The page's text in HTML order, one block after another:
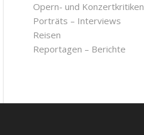
Opern- und Konzertkritiken
Porträts – Interviews
Reisen
Reportagen – Berichte